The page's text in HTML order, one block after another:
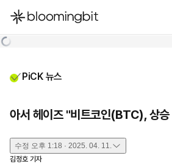
한국어
PiCK 뉴스
아서 헤이즈 "비트코인(BTC), 상승
수정 오후 1:18 · 2025. 04. 11.
김정호 기자